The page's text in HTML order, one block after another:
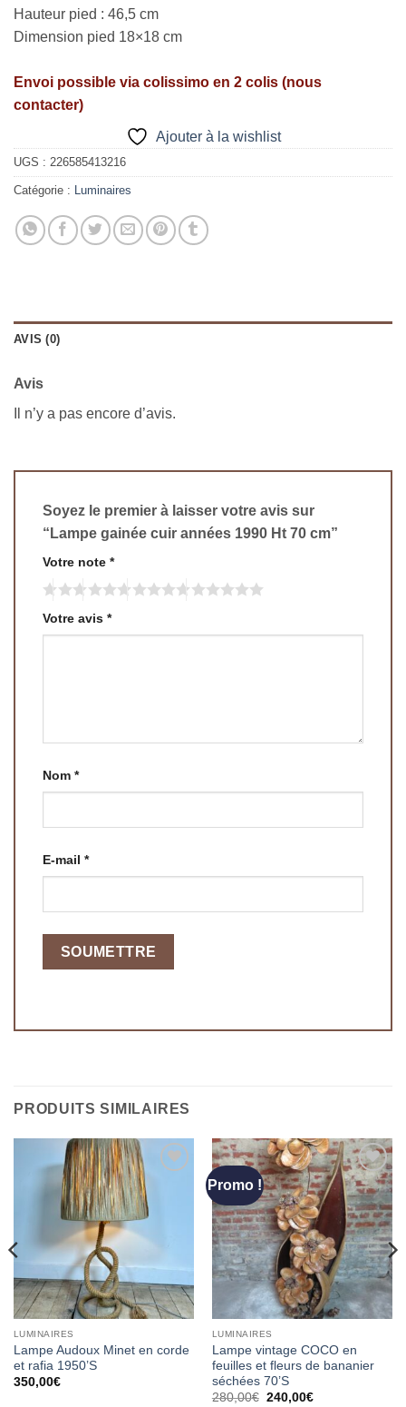
Hauteur pied : 46,5 cm
Dimension pied 18×18 cm
Envoi possible via colissimo en 2 colis (nous
contacter)
Ajouter à la wishlist
UGS : 226585413216
Catégorie : Luminaires
AVIS (0)
Avis
Il n’y a pas encore d’avis.
Soyez le premier à laisser votre avis sur
“Lampe gainée cuir années 1990 Ht 70 cm”
Votre note *
Votre avis *
Nom *
E-mail *
PRODUITS SIMILAIRES
LUMINAIRES
Lampe Audoux Minet en corde
et rafia 1950’S
350,00€
Promo !
Ajouter
à la
wishlist
LUMINAIRES
Lampe vintage COCO en
feuilles et fleurs de bananier
séchées 70’S
280,00€ Le
240,00€Le